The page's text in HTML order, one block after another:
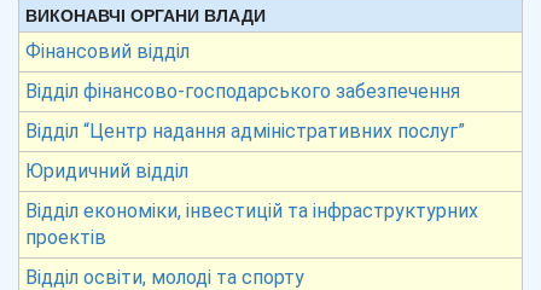
ВИКОНАВЧІ ОРГАНИ ВЛАДИ
Фінансовий відділ
Відділ фінансово-господарського забезпечення
Відділ “Центр надання адміністративних послуг”
Юридичний відділ
Відділ економіки, інвестицій та інфраструктурних
проектів
Відділ освіти, молоді та спорту